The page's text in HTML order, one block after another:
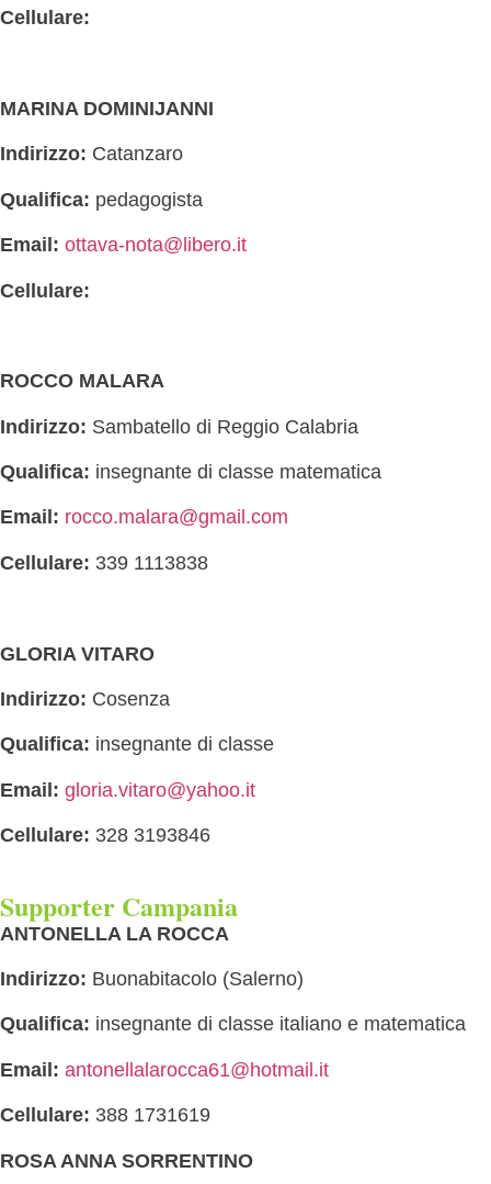
Cellulare:
MARINA DOMINIJANNI
Indirizzo: Catanzaro
Qualifica: pedagogista
Email: ottava-nota@libero.it
Cellulare:
ROCCO MALARA
Indirizzo: Sambatello di Reggio Calabria
Qualifica: insegnante di classe matematica
Email: rocco.malara@gmail.com
Cellulare: 339 1113838
GLORIA VITARO
Indirizzo: Cosenza
Qualifica: insegnante di classe
Email: gloria.vitaro@yahoo.it
Cellulare: 328 3193846
Supporter Campania
ANTONELLA LA ROCCA
Indirizzo: Buonabitacolo (Salerno)
Qualifica: insegnante di classe italiano e matematica
Email: antonellalarocca61@hotmail.it
Cellulare: 388 1731619
ROSA ANNA SORRENTINO